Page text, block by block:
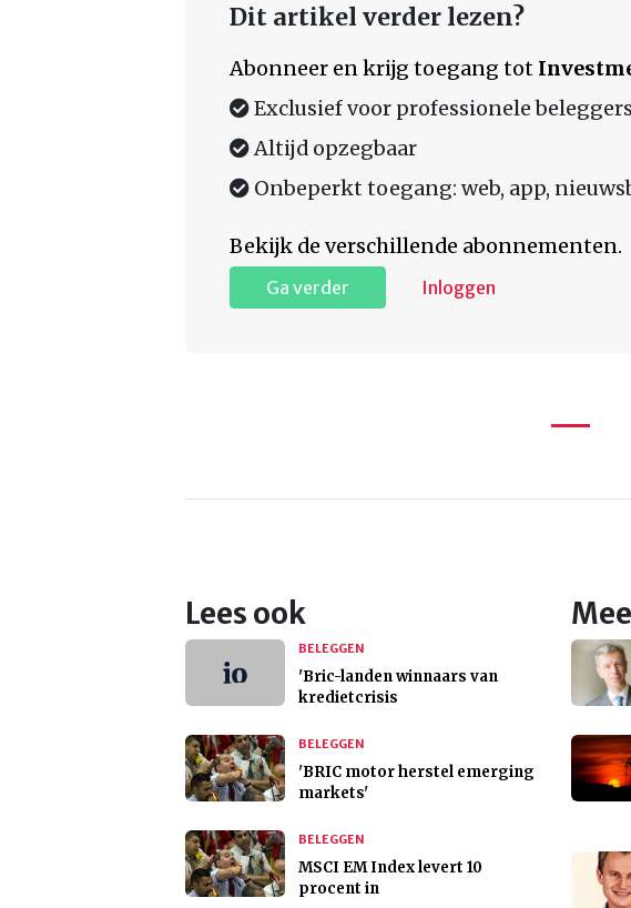
Dit artikel verder lezen?
Abonneer en krijg toegang tot
Exclusief voor professionele beleggers
Altijd opzegbaar
Onbeperkt toegang: web, app,
Bekijk de verschillende abonnementen.
Ga verder Inloggen
Lees ook
BELEGGEN
'Bric-landen winnaars van
kredietcrisis
BELEGGEN
'BRIC motor herstel emerging
markets'
BELEGGEN
MSCI EM Index levert 10
procent in